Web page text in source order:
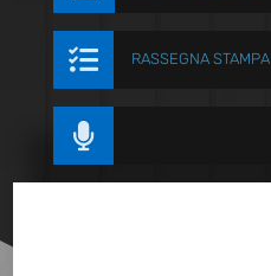
 RASSEGNA STAMPA
